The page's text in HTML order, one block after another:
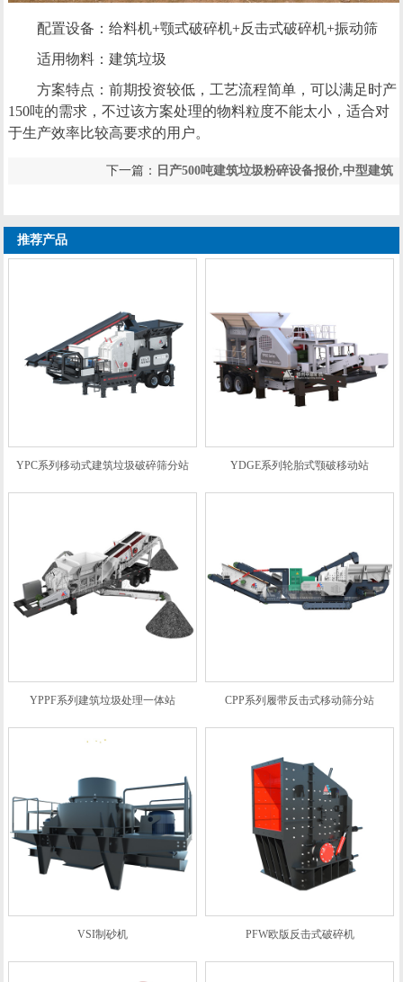
配置设备：给料机+颚式破碎机+反击式破碎机+振动筛
适用物料：建筑垃圾
方案特点：前期投资较低，工艺流程简单，可以满足时产
150吨的需求，不过该方案处理的物料粒度不能太小，适合对
于生产效率比较高要求的用户。
下一篇： 日产500吨建筑垃圾粉碎设备报价,中型建筑
筑垃圾粉碎机生产厂家
推荐产品
YPC系列移动式建筑垃圾破碎筛分站 YDGE系列轮胎式颚破移动站
YPPF系列建筑垃圾处理一体站 CPP系列履带反击式移动筛分站
VSI制砂机 PFW欧版反击式破碎机